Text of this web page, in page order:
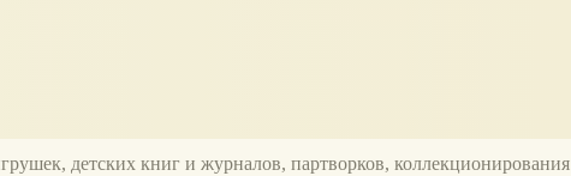
детских книг и журналов, партворков, коллекционирования